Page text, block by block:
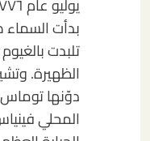
بدأت السماء
تلبدت
الظهيرة.
دوّنها
المحلي